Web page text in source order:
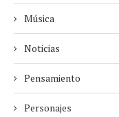
Música
Noticias
Pensamiento
Personajes